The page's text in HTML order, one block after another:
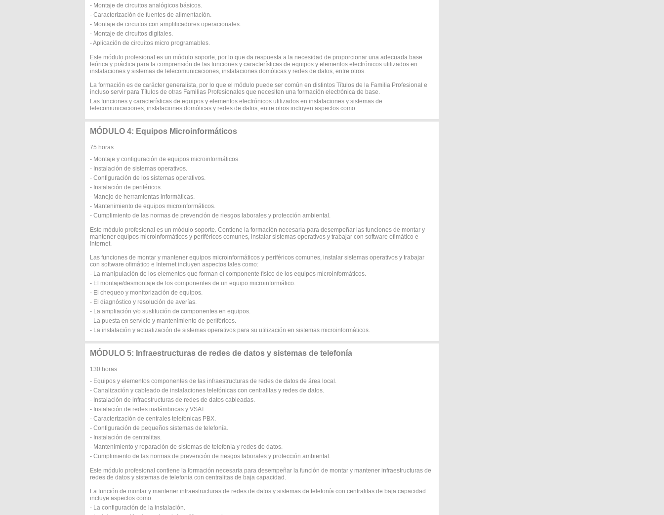
- Montaje de circuitos analógicos básicos.
- Caracterización de fuentes de alimentación.
- Montaje de circuitos con amplificadores operacionales.
- Montaje de circuitos digitales.
- Aplicación de circuitos micro programables.
Este módulo profesional es un módulo soporte, por lo que da respuesta a la necesidad de proporcionar una adecuada base
teórica y práctica para la comprensión de las funciones y características de equipos y elementos electrónicos utilizados en
instalaciones y sistemas de telecomunicaciones, instalaciones domóticas y redes de datos, entre otros.
La formación es de carácter generalista, por lo que el módulo puede ser común en distintos Títulos de la Familia Profesional e
incluso servir para Títulos de otras Familias Profesionales que necesiten una formación electrónica de base.
Las funciones y características de equipos y elementos electrónicos utilizados en instalaciones y sistemas de
telecomunicaciones, instalaciones domóticas y redes de datos, entre otros incluyen aspectos como:
MÓDULO 4: Equipos Microinformáticos
75 horas
- Montaje y configuración de equipos microinformáticos.
- Instalación de sistemas operativos.
- Configuración de los sistemas operativos.
- Instalación de periféricos.
- Manejo de herramientas informáticas.
- Mantenimiento de equipos microinformáticos.
- Cumplimiento de las normas de prevención de riesgos laborales y protección ambiental.
Este módulo profesional es un módulo soporte. Contiene la formación necesaria para desempeñar las funciones de montar y
mantener equipos microinformáticos y periféricos comunes, instalar sistemas operativos y trabajar con software ofimático e
Internet.
Las funciones de montar y mantener equipos microinformáticos y periféricos comunes, instalar sistemas operativos y trabajar
con software ofimático e Internet incluyen aspectos tales como:
- La manipulación de los elementos que forman el componente físico de los equipos microinformáticos.
- El montaje/desmontaje de los componentes de un equipo microinformático.
- El chequeo y monitorización de equipos.
- El diagnóstico y resolución de averías.
- La ampliación y/o sustitución de componentes en equipos.
- La puesta en servicio y mantenimiento de periféricos.
- La instalación y actualización de sistemas operativos para su utilización en sistemas microinformáticos.
MÓDULO 5: Infraestructuras de redes de datos y sistemas de telefonía
130 horas
- Equipos y elementos componentes de las infraestructuras de redes de datos de área local.
- Canalización y cableado de instalaciones telefónicas con centralitas y redes de datos.
- Instalación de infraestructuras de redes de datos cableadas.
- Instalación de redes inalámbricas y VSAT.
- Caracterización de centrales telefónicas PBX.
- Configuración de pequeños sistemas de telefonía.
- Instalación de centralitas.
- Mantenimiento y reparación de sistemas de telefonía y redes de datos.
- Cumplimiento de las normas de prevención de riesgos laborales y protección ambiental.
Este módulo profesional contiene la formación necesaria para desempeñar la función de montar y mantener infraestructuras de
redes de datos y sistemas de telefonía con centralitas de baja capacidad.
La función de montar y mantener infraestructuras de redes de datos y sistemas de telefonía con centralitas de baja capacidad
incluye aspectos como:
- La configuración de la instalación.